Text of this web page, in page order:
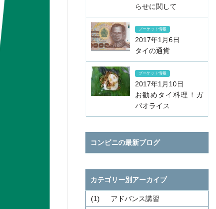
らせに関して
プーケット情報
2017年1月6日
タイの通貨
プーケット情報
2017年1月10日
お勧めタイ料理！ガ
パオライス
コンビニの最新ブログ
カテゴリー別アーカイブ
アドバンス講習
(1)